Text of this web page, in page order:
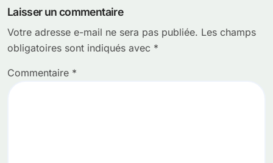
Laisser un commentaire
Votre adresse e-mail ne sera pas publiée. Les champs
obligatoires sont indiqués avec *
Commentaire *